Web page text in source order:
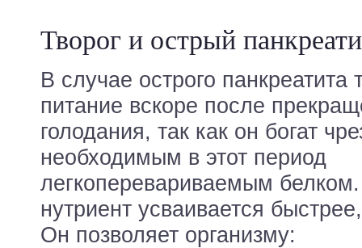
Творог и острый
В случае острого панкреатита
питание вскоре после
голодания, так как он богат
необходимым в этот период
легкоперевариваемым
нутриент усваивается
Он позволяет организму: